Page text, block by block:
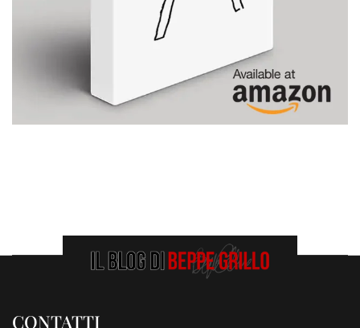
CONTATTI